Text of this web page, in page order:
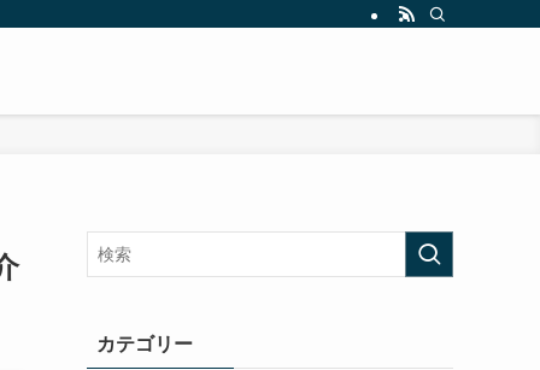
カテゴリー